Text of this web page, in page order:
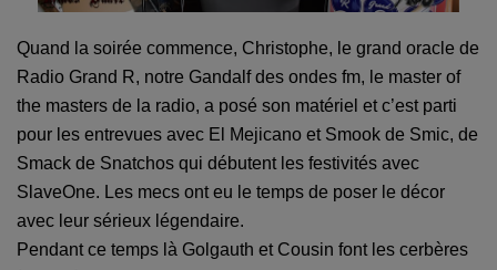
Quand la soirée commence, Christophe, le grand oracle de
Radio Grand R, notre Gandalf des ondes fm, le master of
the masters de la radio, a posé son matériel et c’est parti
pour les entrevues avec El Mejicano et Smook de Smic, de
Smack de Snatchos qui débutent les festivités avec
SlaveOne. Les mecs ont eu le temps de poser le décor
avec leur sérieux légendaire.
Pendant ce temps là Golgauth et Cousin font les cerbères